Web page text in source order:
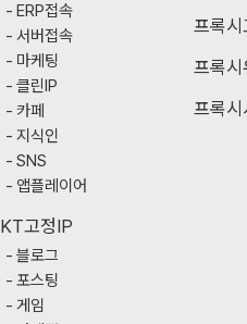
ERP접속
서버접속
마케팅
클린IP
카페
지식인
SNS
앱플레이어
KT고정IP
블로그
포스팅
게임
프록
프록
프록